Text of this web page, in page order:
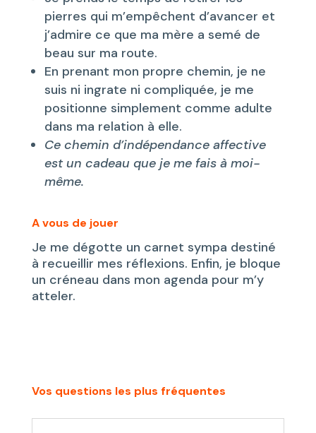
pierres qui m’empêchent d’avancer et
j’admire ce que ma mère a semé de
beau sur ma route.
En prenant mon propre chemin, je ne
suis ni ingrate ni compliquée, je me
positionne simplement comme adulte
dans ma relation à elle.
Ce chemin d’indépendance affective
est un cadeau que je me fais à moi-
même.
A vous de jouer
Je me dégotte un carnet sympa destiné
à recueillir mes réflexions. Enfin, je bloque
un créneau dans mon agenda pour m’y
atteler.
Vos questions les plus fréquentes